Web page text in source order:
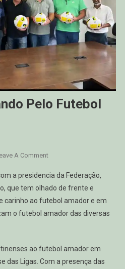
Pelo Futebol
A CommentOn
Olhando
Pelo
Futebol
Amador
a presidencia da Federação,
que tem olhado de frente e
carinho ao futebol amador e em
o futebol amador das diversas
ao futebol amador em
das Ligas. Com a presença das